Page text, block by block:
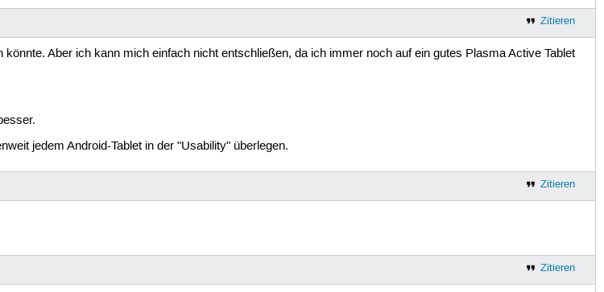
Zitieren
Aber ich kann mich einfach nicht entschließen, da ich immer noch auf ein gutes Plasma Active Tablet
jedem Android-Tablet in der "Usability" überlegen.
Zitieren
Zitieren